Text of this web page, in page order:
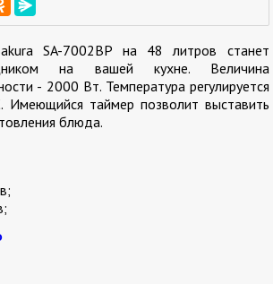
SA-7002ВP на 48 литров станет
на вашей кухне. Величина
- 2000 Вт. Температура регулируется
таймер позволит выставить
блюда.